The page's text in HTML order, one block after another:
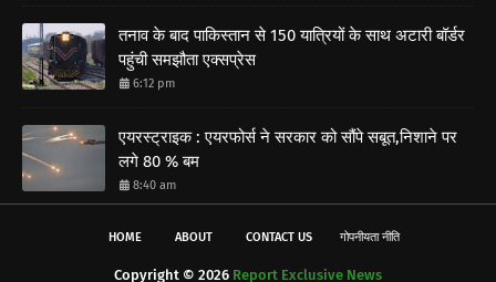
तनाव के बाद पाकिस्तान से 150 यात्रियों के साथ अटारी बॉर्डर
पहुंची समझौता एक्सप्रेस
6:12 pm
एयरस्ट्राइक : एयरफोर्स ने सरकार को सौंपे सबूत,निशाने पर
लगे 80 % बम
8:40 am
HOME ABOUT CONTACT US गोपनीयता नीति
Copyright © 2026 Report Exclusive News